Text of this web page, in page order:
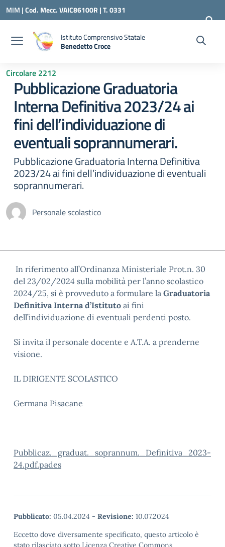
Vai ai contenuti
Vai al menu di navigazione
Vai al footer
MIM |Cod. Mecc. VAIC86100R | T. 0331
240260 | VAIC86100R@ISTRUZIONE.IT
Istituto Comprensivo Statale
Benedetto Croce
Circolare 2212
Pubblicazione Graduatoria
Interna Definitiva 2023/24 ai
fini dell’individuazione di
eventuali soprannumerari.
Pubblicazione Graduatoria Interna Definitiva
2023/24 ai fini dell’individuazione di eventuali
soprannumerari.
Personale scolastico
In riferimento all’Ordinanza Ministeriale Prot.n. 30
del 23/02/2024 sulla mobilità per l’anno scolastico
2024/25, si è provveduto a formulare la Graduatoria
Definitiva Interna d’Istituto ai fini
dell’individuazione di eventuali perdenti posto.
Si invita il personale docente e A.T.A. a prenderne
visione.
IL DIRIGENTE SCOLASTICO
Germana Pisacane
Pubblicaz._graduat._soprannum._Definitiva_2023-
24.pdf.pades
Pubblicato: 05.04.2024 - Revisione: 10.07.2024
Eccetto dove diversamente specificato, questo articolo è
stato rilasciato sotto Licenza Creative Commons